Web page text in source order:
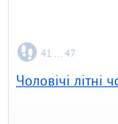
41 ... 47
Чоловічі